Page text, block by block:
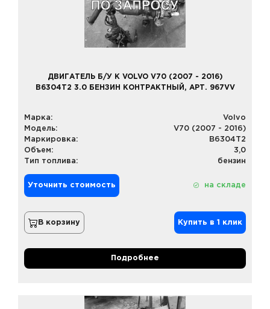
ДВИГАТЕЛЬ Б/У К VOLVO V70 (2007 - 2016)
B6304T2 3.0 БЕНЗИН КОНТРАКТНЫЙ, АРТ. 967VV
Марка:
Volvo
Модель:
V70 (2007 - 2016)
Маркировка:
B6304T2
Объем:
3,0
Тип топлива:
бензин
Уточнить стоимость на складе
В корзину Купить в 1 клик
Подробнее